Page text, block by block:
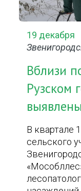
19 декабря
Вблизи
Рузском
В квартале
сельского